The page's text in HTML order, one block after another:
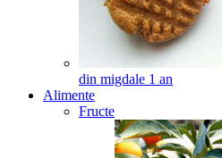
din migdale 1 an
Alimente
Fructe